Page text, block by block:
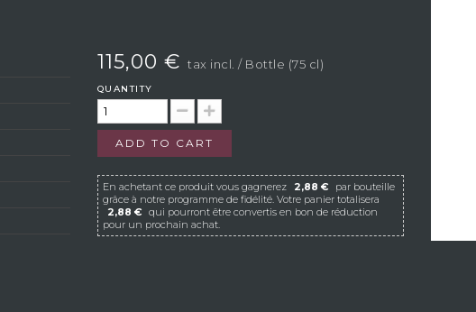
115,00 € tax incl. / Bottle (75 cl)
QUANTITY
ADD TO CART
En achetant ce produit vous gagnerez 2,88 €
par bouteille
grâce à notre programme de fidélité. Votre panier totalisera
2,88 € qui pourront être convertis en bon de réduction
pour un prochain achat.